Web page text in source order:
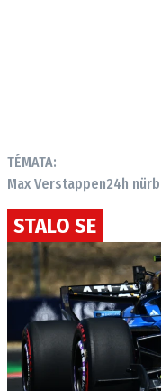
TÉMATA:
Max Verstappen24h
STALO SE